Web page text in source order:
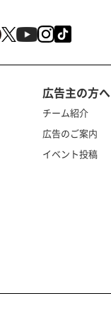
広告主の方へ
チーム紹介
広告のご案内
イベント投稿